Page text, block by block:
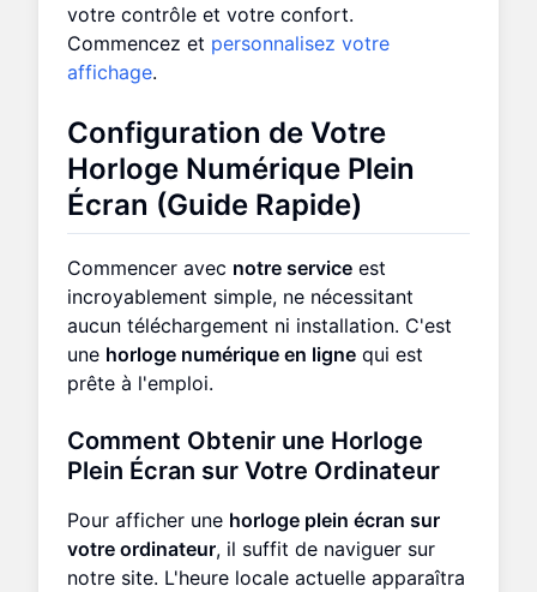
votre contrôle et votre confort.
Commencez et personnalisez votre
affichage.
Configuration de Votre
Horloge Numérique Plein
Écran (Guide Rapide)
Commencer avec notre service est
incroyablement simple, ne nécessitant
aucun téléchargement ni installation. C'est
une horloge numérique en ligne qui est
prête à l'emploi.
Comment Obtenir une Horloge
Plein Écran sur Votre Ordinateur
Pour afficher une horloge plein écran sur
votre ordinateur, il suffit de naviguer sur
notre site. L'heure locale actuelle apparaîtra